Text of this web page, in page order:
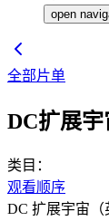
open
全部片单
DC扩展
类目：
观看顺序
DC 扩展宇宙（